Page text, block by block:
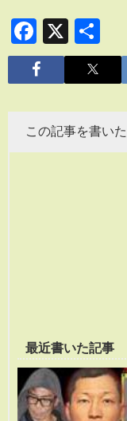
X
有
この記事を書いた
最近書いた記事